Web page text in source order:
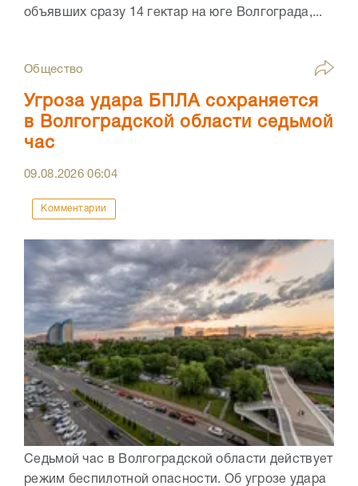
объявших сразу 14 гектар на юге Волгограда,...
Общество
Угроза удара БПЛА сохраняется
в Волгоградской области седьмой
час
09.08.202606:04
Комментарии
Седьмой час в Волгоградской области действует
режим беспилотной опасности. Об угрозе удара